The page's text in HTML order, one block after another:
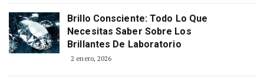
Brillo Consciente: Todo Lo Que
Necesitas Saber Sobre Los
Brillantes De Laboratorio
2 enero, 2026